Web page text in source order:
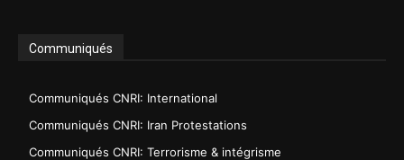
Communiqués
Communiqués CNRI: International
Communiqués CNRI: Iran Protestations
Communiqués CNRI: Terrorisme & intégrisme